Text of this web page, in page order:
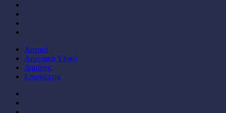
Close
Menu
Αρχική
Αρχειακό Υλικό
Δημότης
Επισκέπτης